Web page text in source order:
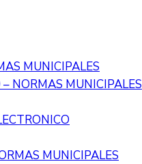
MUNICIPALES
NORMAS MUNICIPALES
MUNICIPALES